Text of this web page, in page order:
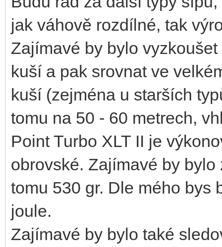
jak váhově rozdílné, tak
Zajímavé by bylo
kuší a pak srovnat ve
kuší (zejména u starších
tomu na 50 - 60 metrech,
Point Turbo XLT II je
obrovské. Zajímavé by
tomu 530 gr. Dle mého bys
joule.
Zajímavé by bylo také